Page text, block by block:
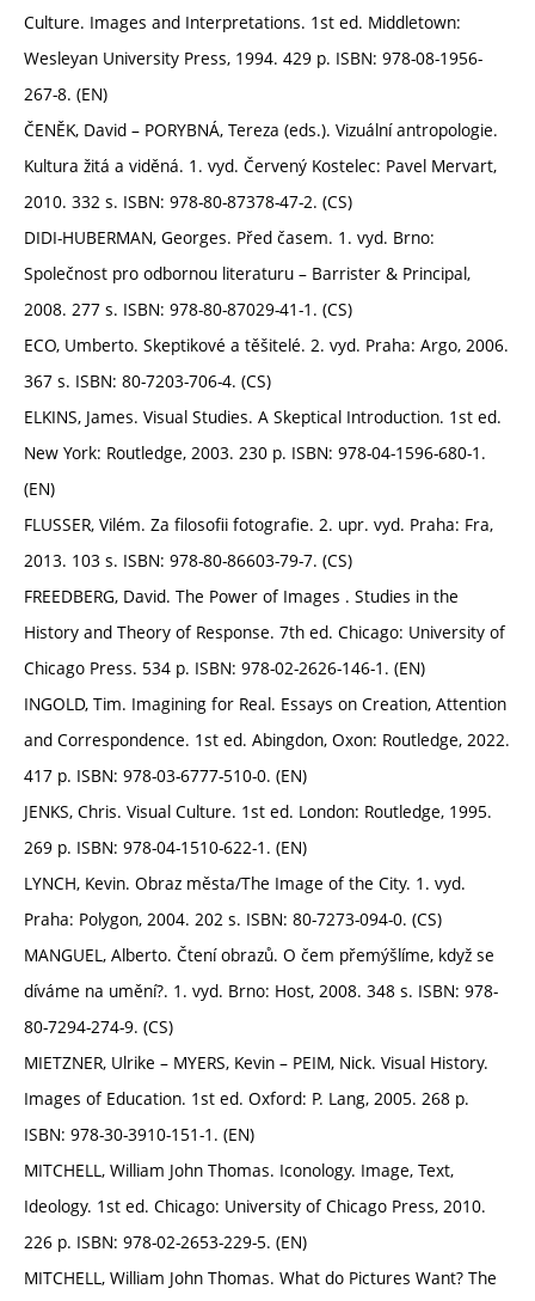
Culture. Images and Interpretations. 1st ed. Middletown:
Wesleyan University Press, 1994. 429 p. ISBN: 978-08-1956-
267-8. (EN)
ČENĚK, David – PORYBNÁ, Tereza (eds.). Vizuální antropologie.
Kultura žitá a viděná. 1. vyd. Červený Kostelec: Pavel Mervart,
2010. 332 s. ISBN: 978-80-87378-47-2. (CS)
DIDI-HUBERMAN, Georges. Před časem. 1. vyd. Brno:
Společnost pro odbornou literaturu – Barrister & Principal,
2008. 277 s. ISBN: 978-80-87029-41-1. (CS)
ECO, Umberto. Skeptikové a těšitelé. 2. vyd. Praha: Argo, 2006.
367 s. ISBN: 80-7203-706-4. (CS)
ELKINS, James. Visual Studies. A Skeptical Introduction. 1st ed.
New York: Routledge, 2003. 230 p. ISBN: 978-04-1596-680-1.
(EN)
FLUSSER, Vilém. Za filosofii fotografie. 2. upr. vyd. Praha: Fra,
2013. 103 s. ISBN: 978-80-86603-79-7. (CS)
FREEDBERG, David. The Power of Images . Studies in the
History and Theory of Response. 7th ed. Chicago: University of
Chicago Press. 534 p. ISBN: 978-02-2626-146-1. (EN)
INGOLD, Tim. Imagining for Real. Essays on Creation, Attention
and Correspondence. 1st ed. Abingdon, Oxon: Routledge, 2022.
417 p. ISBN: 978-03-6777-510-0. (EN)
JENKS, Chris. Visual Culture. 1st ed. London: Routledge, 1995.
269 p. ISBN: 978-04-1510-622-1. (EN)
LYNCH, Kevin. Obraz města/The Image of the City. 1. vyd.
Praha: Polygon, 2004. 202 s. ISBN: 80-7273-094-0. (CS)
MANGUEL, Alberto. Čtení obrazů. O čem přemýšlíme, když se
díváme na umění?. 1. vyd. Brno: Host, 2008. 348 s. ISBN: 978-
80-7294-274-9. (CS)
MIETZNER, Ulrike – MYERS, Kevin – PEIM, Nick. Visual History.
Images of Education. 1st ed. Oxford: P. Lang, 2005. 268 p.
ISBN: 978-30-3910-151-1. (EN)
MITCHELL, William John Thomas. Iconology. Image, Text,
Ideology. 1st ed. Chicago: University of Chicago Press, 2010.
226 p. ISBN: 978-02-2653-229-5. (EN)
MITCHELL, William John Thomas. What do Pictures Want? The